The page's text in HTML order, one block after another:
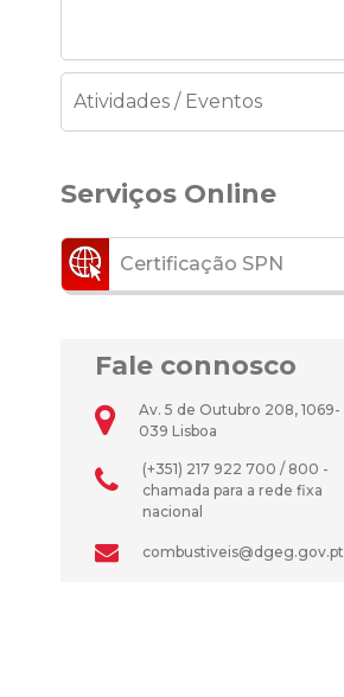
Atividades / Eventos
Serviços Online
Certificação SPN
Fale connosco
Av. 5 de Outubro 208, 1069-
039 Lisboa
(+351) 217 922 700 / 800 -
chamada para a rede fixa
nacional
combustiveis@dgeg.gov.pt